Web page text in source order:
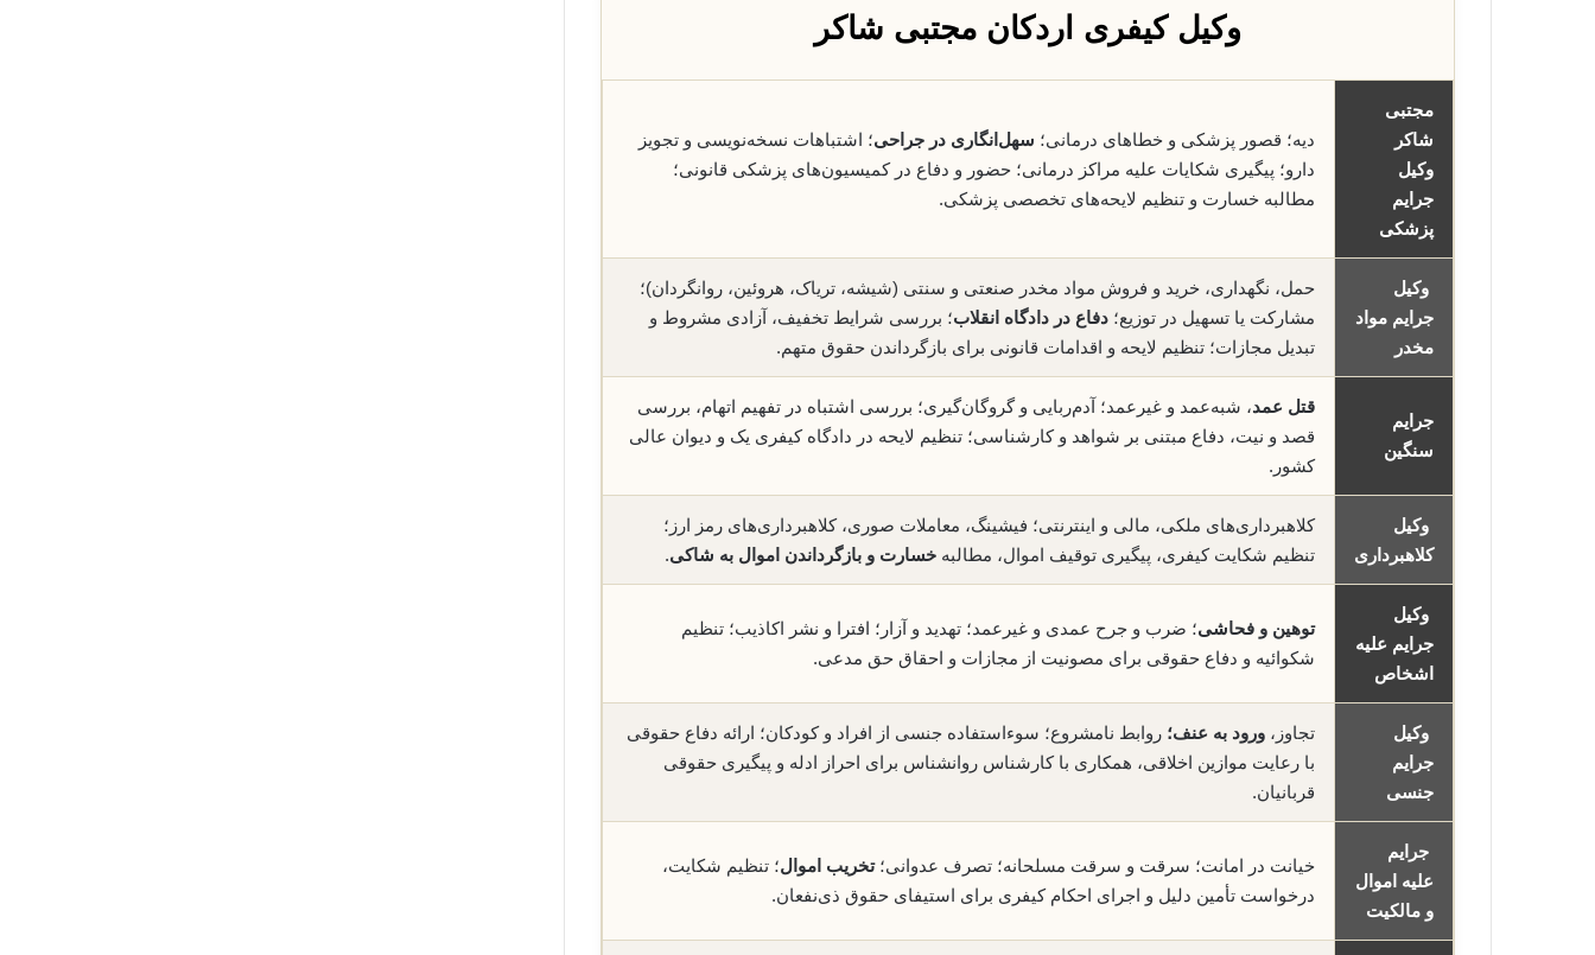
وکیل کیفری اردکان مجتبی شاکر
مجتبی
شاکر
وکیل
جرایم
پزشکی
دیه؛ قصور پزشکی و خطاهای درمانی؛ سهل‌انگاری در جراحی؛ اشتباهات نسخه‌نویسی و تجویز
دارو؛ پیگیری شکایات علیه مراکز درمانی؛ حضور و دفاع در کمیسیون‌های پزشکی قانونی؛
مطالبه خسارت و تنظیم لایحه‌های تخصصی پزشکی.
وکیل
جرایم مواد
مخدر
حمل، نگهداری، خرید و فروش مواد مخدر صنعتی و سنتی (شیشه، تریاک، هروئین، روانگردان)؛
مشارکت یا تسهیل در توزیع؛ دفاع در دادگاه انقلاب؛ بررسی شرایط تخفیف، آزادی مشروط و
تبدیل مجازات؛ تنظیم لایحه و اقدامات قانونی برای بازگرداندن حقوق متهم.
جرایم
سنگین
قتل عمد، شبه‌عمد و غیرعمد؛ آدم‌ربایی و گروگان‌گیری؛ بررسی اشتباه در تفهیم اتهام، بررسی
قصد و نیت، دفاع مبتنی بر شواهد و کارشناسی؛ تنظیم لایحه در دادگاه کیفری یک و دیوان عالی
کشور.
وکیل
کلاهبرداری
کلاهبرداری‌های ملکی، مالی و اینترنتی؛ فیشینگ، معاملات صوری، کلاهبرداری‌های رمز ارز؛
تنظیم شکایت کیفری، پیگیری توقیف اموال، مطالبه خسارت و بازگرداندن اموال به شاکی.
وکیل
جرایم علیه
اشخاص
توهین و فحاشی؛ ضرب و جرح عمدی و غیرعمد؛ تهدید و آزار؛ افترا و نشر اکاذیب؛ تنظیم
شکوائیه و دفاع حقوقی برای مصونیت از مجازات و احقاق حق مدعی.
وکیل
جرایم
جنسی
تجاوز، ورود به عنف؛ روابط نامشروع؛ سوءاستفاده جنسی از افراد و کودکان؛ ارائه دفاع حقوقی
با رعایت موازین اخلاقی، همکاری با کارشناس روانشناس برای احراز ادله و پیگیری حقوقی
قربانیان.
جرایم
علیه اموال
و مالکیت
خیانت در امانت؛ سرقت و سرقت مسلحانه؛ تصرف عدوانی؛تخریب اموال؛ تنظیم شکایت،
درخواست تأمین دلیل و اجرای احکام کیفری برای استیفای حقوق ذی‌نفعان.